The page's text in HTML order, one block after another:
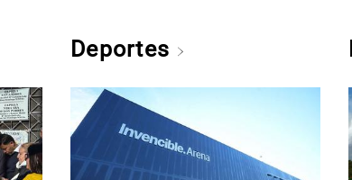
Deportes